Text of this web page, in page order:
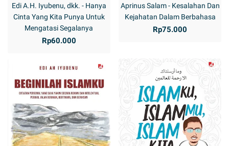
Edi A.H. Iyubenu, dkk. - Hanya
Cinta Yang Kita Punya Untuk
Mengatasi Segalanya
Rp60.000
Aprinus Salam - Kesalahan Dan
Kejahatan Dalam Berbahasa
Rp75.000